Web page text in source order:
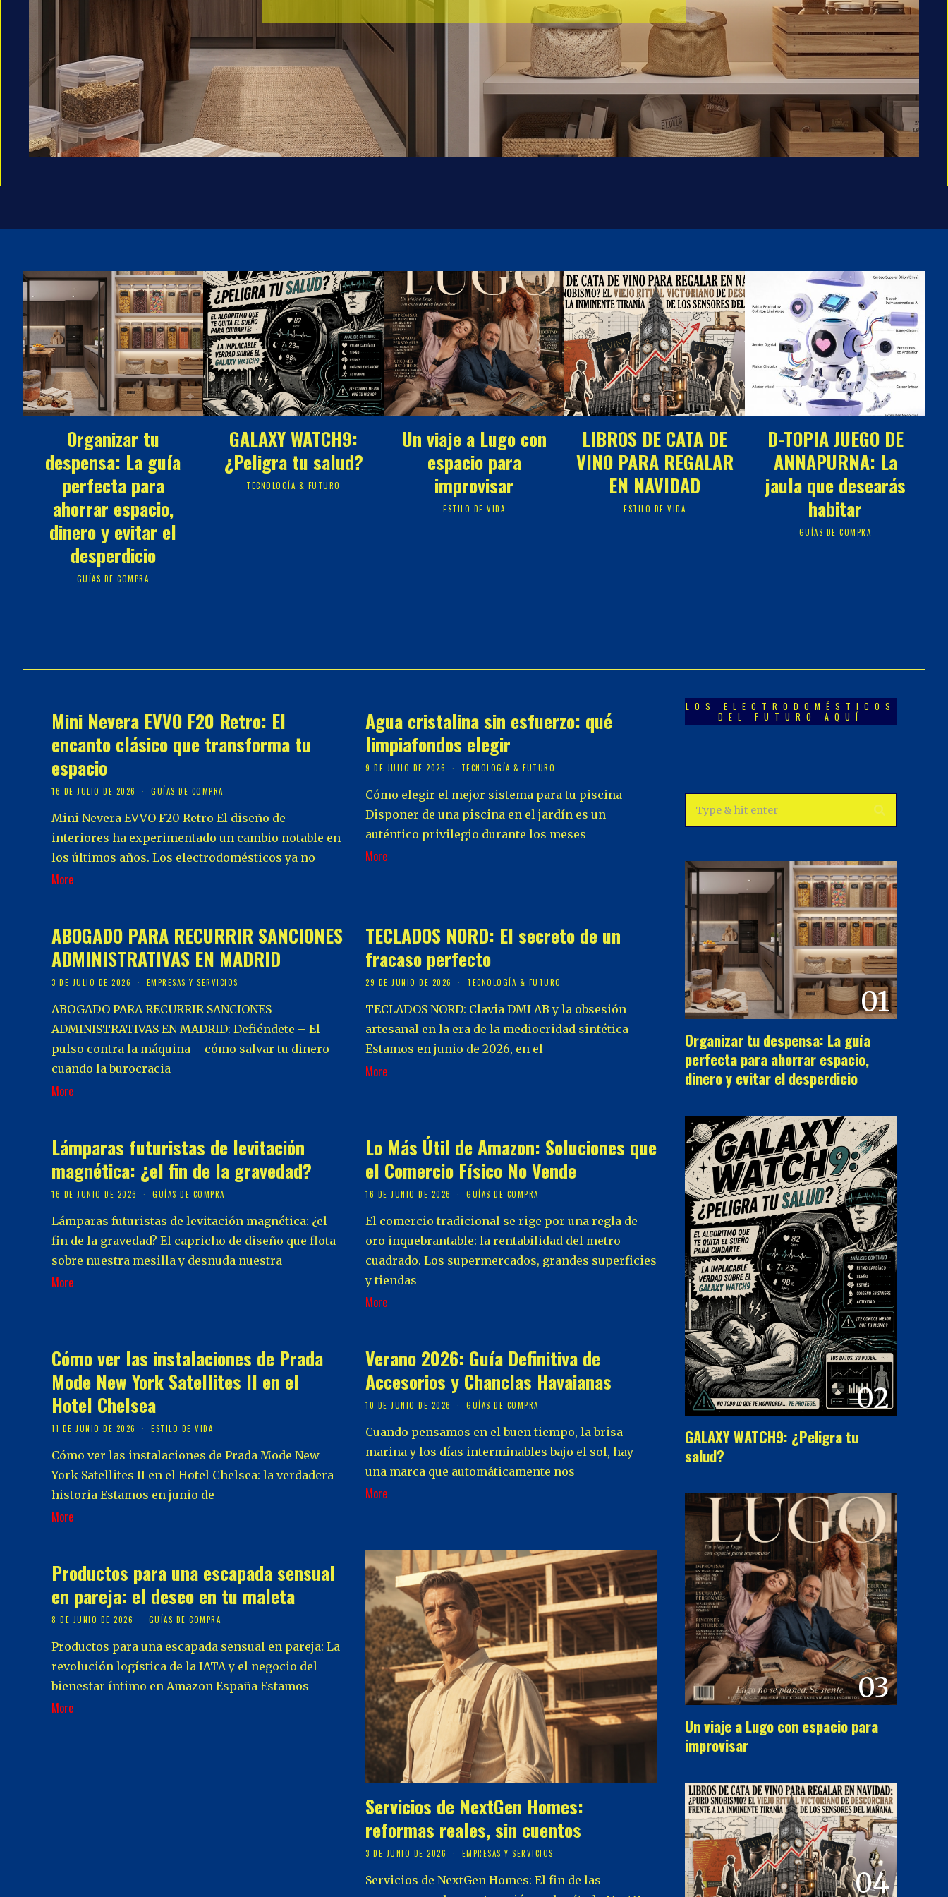
Organizar tu
despensa: La guía
perfecta para
ahorrar espacio,
dinero y evitar el
desperdicio
GUÍAS DE COMPRA
GALAXY WATCH9:
¿Peligra tu salud?
TECNOLOGÍA & FUTURO
Un viaje a Lugo con
espacio para
improvisar
ESTILO DE VIDA
LIBROS DE CATA DE
VINO PARA REGALAR
EN NAVIDAD
ESTILO DE VIDA
D-TOPIA JUEGO DE
ANNAPURNA: La
jaula que desearás
habitar
GUÍAS DE COMPRA
Mini Nevera EVVO F20 Retro: El
encanto clásico que transforma tu
espacio
16 DE JULIO DE 2026 GUÍAS DE COMPRA
Mini Nevera EVVO F20 Retro El diseño de
interiores ha experimentado un cambio notable en
los últimos años. Los electrodomésticos ya no
More
Agua cristalina sin esfuerzo: qué
limpiafondos elegir
9 DE JULIO DE 2026 TECNOLOGÍA & FUTURO
Cómo elegir el mejor sistema para tu piscina
Disponer de una piscina en el jardín es un
auténtico privilegio durante los meses
More
ABOGADO PARA RECURRIR SANCIONES
ADMINISTRATIVAS EN MADRID
3 DE JULIO DE 2026 EMPRESAS Y SERVICIOS
ABOGADO PARA RECURRIR SANCIONES
ADMINISTRATIVAS EN MADRID: Defiéndete – El
pulso contra la máquina – cómo salvar tu dinero
cuando la burocracia
More
TECLADOS NORD: El secreto de un
fracaso perfecto
29 DE JUNIO DE 2026 TECNOLOGÍA & FUTURO
TECLADOS NORD: Clavia DMI AB y la obsesión
artesanal en la era de la mediocridad sintética
Estamos en junio de 2026, en el
More
Lámparas futuristas de levitación
magnética: ¿el fin de la gravedad?
16 DE JUNIO DE 2026 GUÍAS DE COMPRA
Lámparas futuristas de levitación magnética: ¿el
fin de la gravedad? El capricho de diseño que flota
sobre nuestra mesilla y desnuda nuestra
More
Lo Más Útil de Amazon: Soluciones que
el Comercio Físico No Vende
16 DE JUNIO DE 2026 GUÍAS DE COMPRA
El comercio tradicional se rige por una regla de
oro inquebrantable: la rentabilidad del metro
cuadrado. Los supermercados, grandes superficies
y tiendas
More
Cómo ver las instalaciones de Prada
Mode New York Satellites II en el
Hotel Chelsea
11 DE JUNIO DE 2026 ESTILO DE VIDA
Cómo ver las instalaciones de Prada Mode New
York Satellites II en el Hotel Chelsea: la verdadera
historia Estamos en junio de
More
Verano 2026: Guía Definitiva de
Accesorios y Chanclas Havaianas
10 DE JUNIO DE 2026 GUÍAS DE COMPRA
Cuando pensamos en el buen tiempo, la brisa
marina y los días interminables bajo el sol, hay
una marca que automáticamente nos
More
Productos para una escapada sensual
en pareja: el deseo en tu maleta
8 DE JUNIO DE 2026 GUÍAS DE COMPRA
Productos para una escapada sensual en pareja: La
revolución logística de la IATA y el negocio del
bienestar íntimo en Amazon España Estamos
More
Servicios de NextGen Homes:
reformas reales, sin cuentos
3 DE JUNIO DE 2026 EMPRESAS Y SERVICIOS
Servicios de NextGen Homes: El fin de las
LOS ELECTRODOMÉSTICOS
DEL FUTURO AQUÍ
01
Organizar tu despensa: La guía
perfecta para ahorrar espacio,
dinero y evitar el desperdicio
02
GALAXY WATCH9: ¿Peligra tu
salud?
03
Un viaje a Lugo con espacio para
improvisar
04